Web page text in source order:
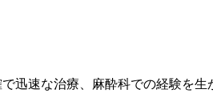
迅速な治療、麻酔科での経験を